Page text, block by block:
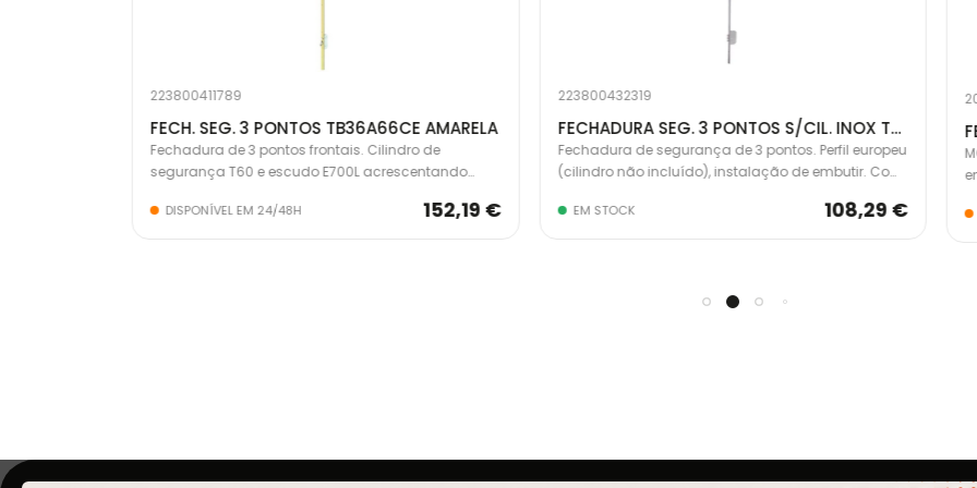
223800411789
FECH. SEG. 3 PONTOS TB36A66CE AMARELA
Fechadura de 3 pontos frontais. Cilindro de
segurança T60 e escudo E700L acrescentando
DISPONÍVEL EM 24/48H 152,19 €
223800432319
FECHADURA SEG. 3 PONTOS S/CIL. INOX TLB36SCCAI
Fechadura de segurança de 3 pontos. Perfil europeu
(cilindro não incluído), instalação de embutir. Com
EM STOCK 108,29 €